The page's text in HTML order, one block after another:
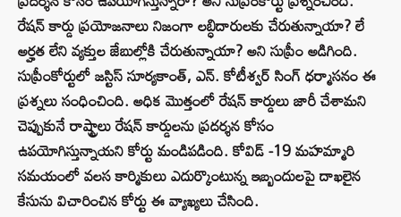
రేషన్ కార్డు ప్రయోజనాలు నిజంగా లబ్ధిదారులకు చేరుతున్నాయా? లే
అర్హత లేని వ్యక్తుల జేబుల్లోకి చేరుతున్నాయా? అని సుప్రీం అడిగింది.
సుప్రీంకోర్టులో జస్టిస్ సూర్యకాంత్, ఎన్. కోటీశ్వర్ సింగ్ ధర్మాసనం ఈ
ప్రశ్నలు సంధించింది. అధిక మొత్తంలో రేషన్ కార్డులు జారీ చేశామని
చెప్పుకునే రాష్ట్రాలు రేషన్ కార్డులను ప్రదర్శన కోసం
ఉపయోగిస్తున్నాయని కోర్టు మండిపడింది. కోవిడ్ -19 మహమ్మారి
సమయంలో వలస కార్మికులు ఎదుర్కొంటున్న ఇబ్బందులపై దాఖలైన
కేసును విచారించిన కోర్టు ఈ వ్యాఖ్యలు చేసింది.